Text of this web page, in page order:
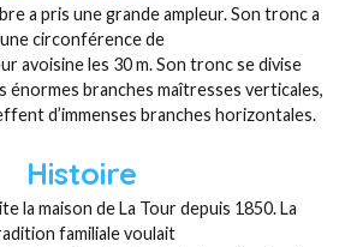
a pris une grande ampleur. Son tronc a
une circonférence de
avoisine les 30 m. Son tronc se divise
branches maîtresses verticales,
d’immenses branches horizontales.
Histoire
la maison de La Tour depuis 1850. La
familiale voulait